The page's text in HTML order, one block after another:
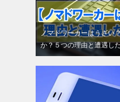
ノマドワーカーはうざい
か？５つの理由と遭遇し